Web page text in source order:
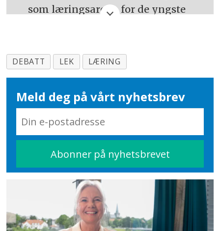
som læringsarena for de yngste
Bae, B. (1996). Voksnes
definisjonsmakt og barns
selvopplevelse. I B. Bae (Red.).Det
interessante i det alminnelige – en
artikkelsamling(s. 145-165).
Pedagogisk Forum.
Bae, B. (2006). Perspektiver på
barns medvirkning i barnehage. I
B. Bae, B.J. Eide, N. Winger og A.E.
Kristoffersen (Red.).Temahefte om
DEBATT LEK LÆRING
Meld deg på vårt nyhetsbrev